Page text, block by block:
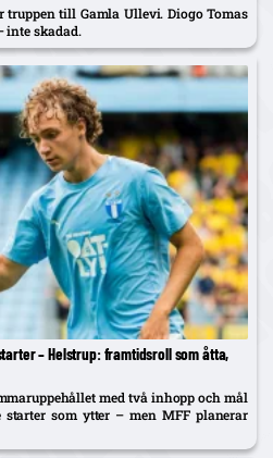
till Gamla Ullevi. Diogo Tomas
inte skadad.
– Helstrup: framtidsroll som åtta,
med två inhopp och mål
starter som ytter – men MFF planerar